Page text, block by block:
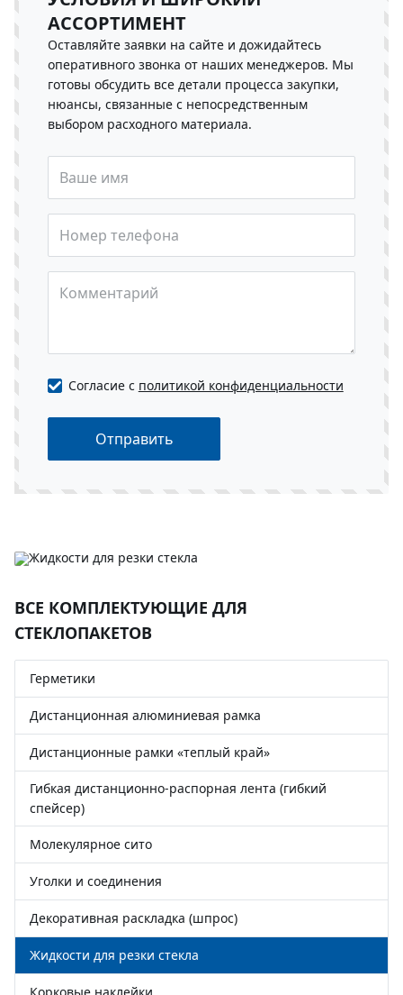
ВСЕ КОМПЛЕКТУЮЩИЕ ДЛЯ
СТЕКЛОПАКЕТОВ
Герметики
Дистанционная алюминиевая рамка
Дистанционные рамки «теплый край»
Гибкая дистанционно-распорная лента (гибкий
спейсер)
Молекулярное сито
Уголки и соединения
Декоративная раскладка (шпрос)
Жидкости для резки стекла
АССОРТИМЕНТ
Оставляйте заявки на сайте и дожидайтесь
оперативного звонка от наших менеджеров. Мы
готовы обсудить все детали процесса закупки,
нюансы, связанные с непосредственным
выбором расходного материала.
Cогласие с политикой конфиденциальности
Отправить